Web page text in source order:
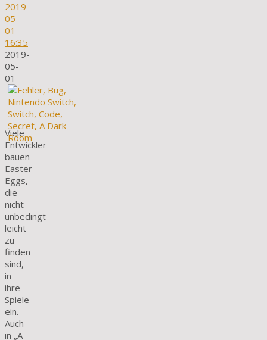
2019-
05-
01 -
16:35
2019-
05-
01
Viele
Entwickler
bauen
Easter
Eggs,
die
nicht
unbedingt
leicht
zu
finden
sind,
in
ihre
Spiele
ein.
Auch
in „A